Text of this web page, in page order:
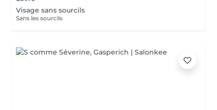
Visage sans sourcils
Sans les sourcils